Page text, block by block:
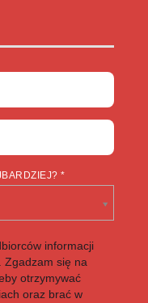
*
informacji
Zgadzam się na
otrzymywać
oraz brać w